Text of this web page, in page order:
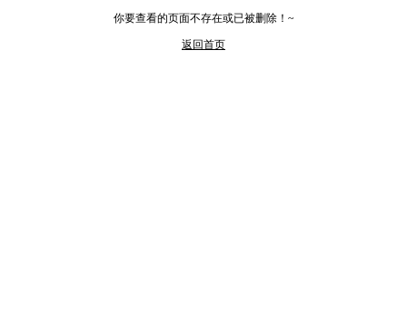
你要查看的页面不存在或已被删除！~
返回首页